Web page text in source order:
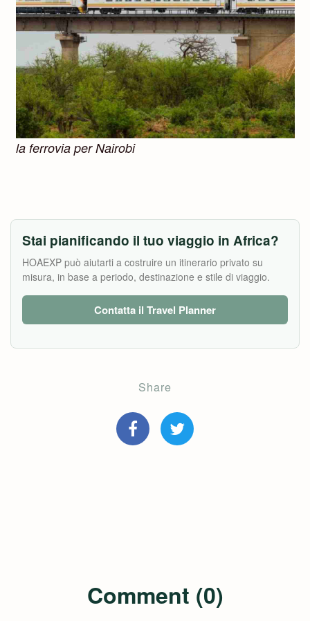
la ferrovia per Nairobi
Stai pianificando il tuo viaggio in Africa?
HOAEXP può aiutarti a costruire un itinerario privato su
misura, in base a periodo, destinazione e stile di viaggio.
Contatta il Travel Planner
Share
Comment (0)